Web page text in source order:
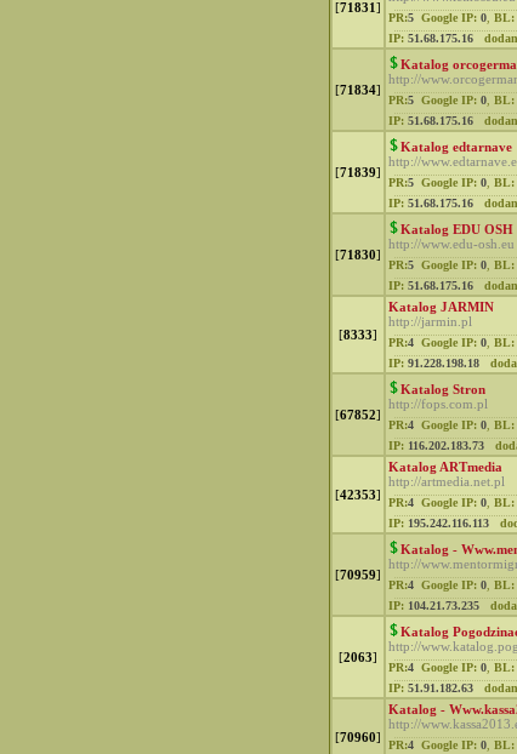
[71831]
PR:5 Google IP: 0 BL:
IP: 51.68.175.16
[71834]
Katalog
http://
PR:5 Google IP: 0 BL:
IP: 51.68.175.16
[71839]
Katalog edtarnave
http://
PR:5 Google IP: 0 BL:
IP: 51.68.175.16
[71830]
Katalog EDU OSH
http://www.edu-osh.eu
PR:5 Google IP: 0 BL:
IP: 51.68.175.16
[8333]
Katalog JARMIN
http://jarmin.pl
PR:4 Google IP: 0 BL:
IP: 91.228.198.18
[67852]
Katalog Stron
http://fops.com.pl
PR:4 Google IP: 0 BL:
IP: 116.202.183.73
[42353]
Katalog ARTmedia
http://artmedia.net.pl
PR:4 Google IP: 0 BL:
IP: 195.242.116.113
[70959]
Katalog -
http://
PR:4 Google IP: 0 BL:
IP: 104.21.73.235
[2063]
Katalog
http://
PR:4 Google IP: 0 BL:
IP: 51.91.182.63
[70960]
Katalog -
http://
PR:4 Google IP: 0 BL: